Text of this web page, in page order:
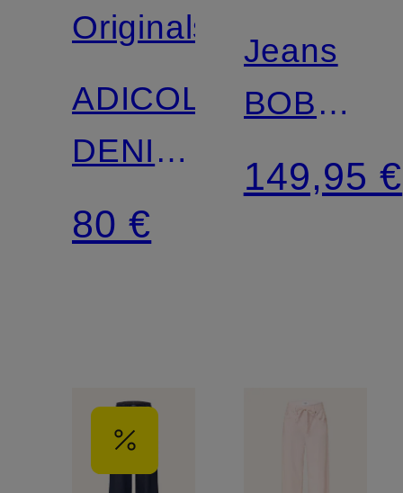
Originals
ADICOLOR
DENIM
3-
STREIFEN
80 €
Jeans
BOBBI
Baggy
149,95 €